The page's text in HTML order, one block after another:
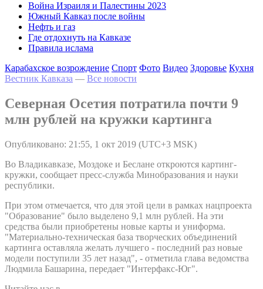
Война Израиля и Палестины 2023
Южный Кавказ после войны
Нефть и газ
Где отдохнуть на Кавказе
Правила ислама
Карабахское возрождение Спорт Фото Видео Здоровье Кухня
Вестник Кавказа — Все новости
Северная Осетия потратила почти 9
млн рублей на кружки картинга
Опубликовано: 21:55, 1 окт 2019 (UTC+3 MSK)
Во Владикавказе, Моздоке и Беслане откроются картинг-
кружки, сообщает пресс-служба Минобразования и науки
республики.
При этом отмечается, что для этой цели в рамках нацпроекта
"Образование" было выделено 9,1 млн рублей. На эти
средства были приобретены новые карты и униформа.
"Материально-техническая база творческих объединений
картинга оставляла желать лучшего - последний раз новые
модели поступили 35 лет назад", - отметила глава ведомства
Людмила Башарина, передает "Интерфакс-Юг".